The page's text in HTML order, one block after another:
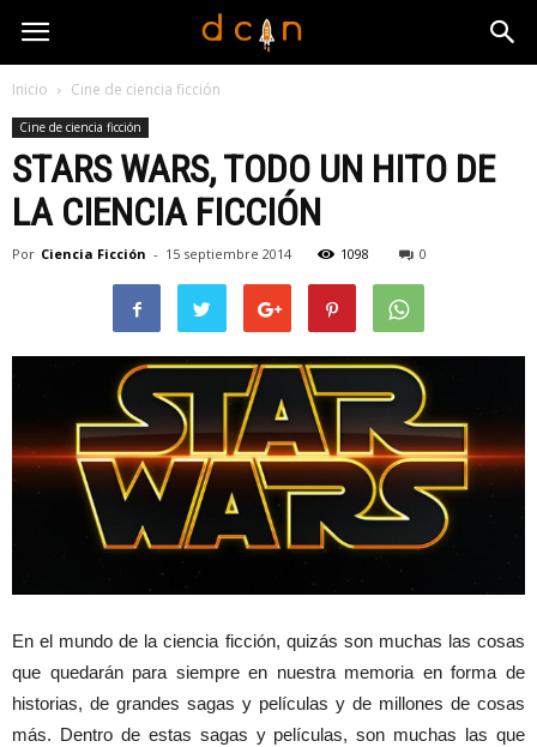
Inicio Cine de ciencia ficción
Cine de ciencia ficción
STARS WARS, TODO UN HITO DE
LA CIENCIA FICCIÓN
Por Ciencia Ficción - 15 septiembre 2014 1098 0
En el mundo de la ciencia ficción, quizás son muchas las cosas
que quedarán para siempre en nuestra memoria en forma de
historias, de grandes sagas y películas y de millones de cosas
más. Dentro de estas sagas y películas, son muchas las que